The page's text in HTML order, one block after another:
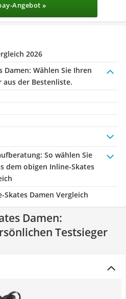
Angebot »
2026
Damen: Wählen Sie Ihren
aus der Bestenliste.
: So wählen Sie
dem obigen Inline-Skates
Damen Vergleich
Damen:
Testsieger